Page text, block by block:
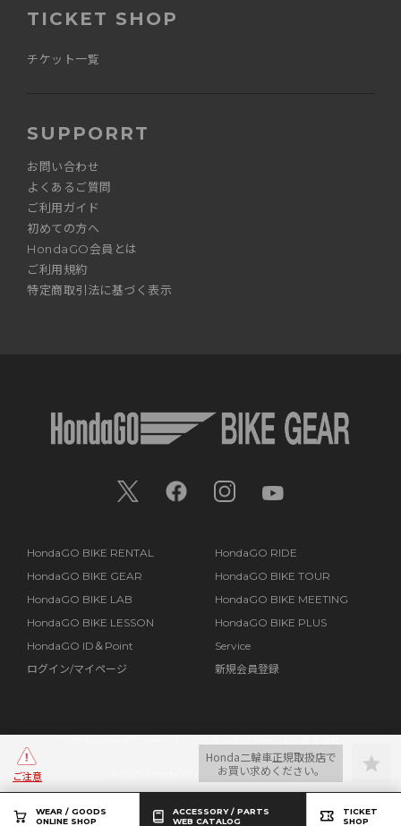
WEAR / GOODS
ONLINE SHOP
ACCESSORY / PARTS
WEB CATALOG
TICKET
SHOP
ご注意
Honda二輪車正規取扱店で
お買い求めください。
TICKET SHOP
チケット一覧
SUPPORRT
お問い合わせ
よくあるご質問
ご利用ガイド
初めての方へ
HondaGO会員とは
ご利用規約
特定商取引法に基づく表示
HondaGO BIKE RENTAL
HondaGO RIDE
HondaGO BIKE GEAR
HondaGO BIKE TOUR
HondaGO BIKE LAB
HondaGO BIKE MEETING
HondaGO BIKE LESSON
HondaGO BIKE PLUS
HondaGO ID＆Point
Service
ログイン/マイページ
新規会員登録
2026 HondaGO All Rights Reserved.